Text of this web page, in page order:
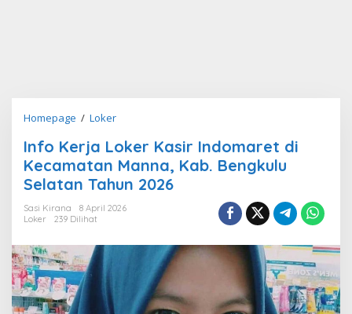
Homepage / LokerInfo
Loker
Kasir
Indomaret
Kecamatan
Kab.
Tahun
2026
Info Kerja Loker Kasir Indomaret di
Kecamatan Manna, Kab. Bengkulu
Selatan Tahun 2026
Sasi Kirana
8 April 2026
Loker
239 Dilihat